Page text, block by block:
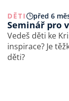
DĚTI před 6
Seminář pro
Vedeš děti ke
inspirace? Je
děti?